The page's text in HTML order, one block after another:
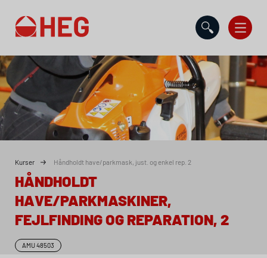
Kurser Håndholdt have/parkmask, just. og enkel rep. 2
HÅNDHOLDT
HAVE/PARKMASKINER,
FEJLFINDING OG REPARATION, 2
AMU48503